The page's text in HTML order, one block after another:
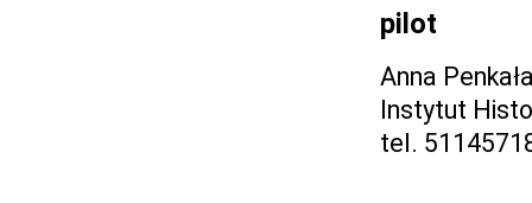
pilot
Anna
Instytut
tel.